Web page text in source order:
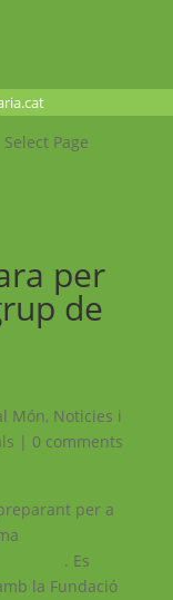
Select Page
per
de
Món, Noticies i
| 0 comments
per a
. Es
la Fundació